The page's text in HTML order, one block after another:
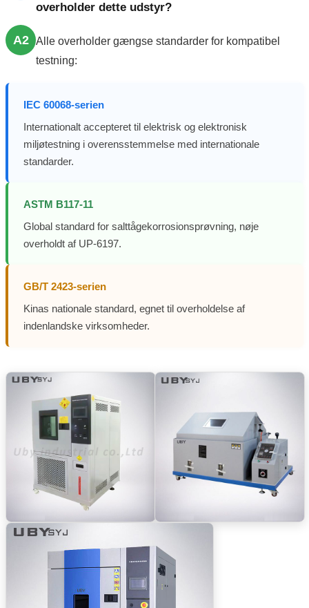
overholder dette udstyr?
A2
Alle overholder gængse standarder for kompatibel
testning:
IEC 60068-serien
Internationalt accepteret til elektrisk og elektronisk
miljøtestning i overensstemmelse med internationale
standarder.
ASTM B117-11
Global standard for salttågekorrosionsprøvning, nøje
overholdt af UP-6197.
GB/T 2423-serien
Kinas nationale standard, egnet til overholdelse af
indenlandske virksomheder.